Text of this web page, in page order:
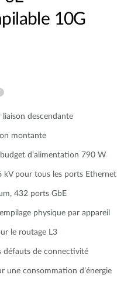
10G
descendante
montante
d’alimentation 790 W
kV pour tous les ports Ethernet
432 ports GbE
physique par appareil
le routage L3
défauts de connectivité
une consommation d’énergie